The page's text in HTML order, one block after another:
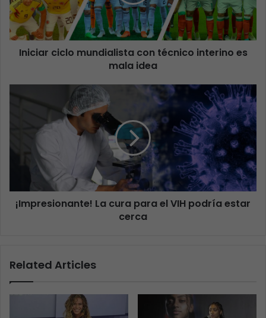
Iniciar ciclo mundialista con técnico interino es
mala idea
¡Impresionante! La cura para el VIH podría estar
cerca
Related Articles